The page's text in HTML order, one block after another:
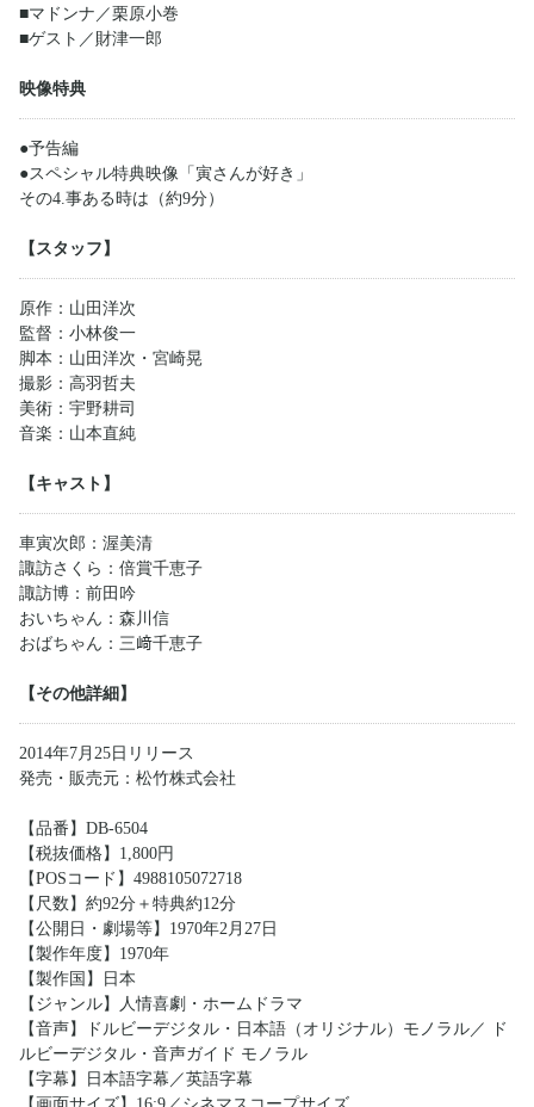
■マドンナ／栗原小巻
■ゲスト／財津一郎
映像特典
●予告編
●スペシャル特典映像「寅さんが好き」
その4.事ある時は（約9分）
【スタッフ】
原作：山田洋次
監督：小林俊一
脚本：山田洋次・宮崎晃
撮影：高羽哲夫
美術：宇野耕司
音楽：山本直純
【キャスト】
車寅次郎：渥美清
諏訪さくら：倍賞千恵子
諏訪博：前田吟
おいちゃん：森川信
おばちゃん：三﨑千恵子
【その他詳細】
2014年7月25日リリース
発売・販売元：松竹株式会社
【品番】DB-6504
【税抜価格】1,800円
【POSコード】4988105072718
【尺数】約92分＋特典約12分
【公開日・劇場等】1970年2月27日
【製作年度】1970年
【製作国】日本
【ジャンル】人情喜劇・ホームドラマ
【音声】ドルビーデジタル・日本語（オリジナル）モノラル／ ド
ルビーデジタル・音声ガイド モノラル
【字幕】日本語字幕／英語字幕